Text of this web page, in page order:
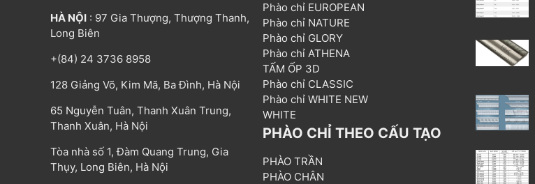
HÀ NỘI : 97 Gia Thượng, Thượng Thanh,
Long Biên
+(84) 24 3736 8958
128 Giảng Võ, Kim Mã, Ba Đình, Hà Nội
65 Nguyễn Tuân, Thanh Xuân Trung,
Thanh Xuân, Hà Nội
Tòa nhà số 1, Đàm Quang Trung, Gia
Thụy, Long Biên, Hà Nội
Phào chỉ EUROPEAN
Phào chỉ NATURE
Phào chỉ GLORY
Phào chỉ ATHENA
TẤM ỐP 3D
Phào chỉ CLASSIC
Phào chỉ WHITE NEW
WHITE
PHÀO CHỈ THEO CẤU TẠO
PHÀO TRẦN
PHÀO CHÂN